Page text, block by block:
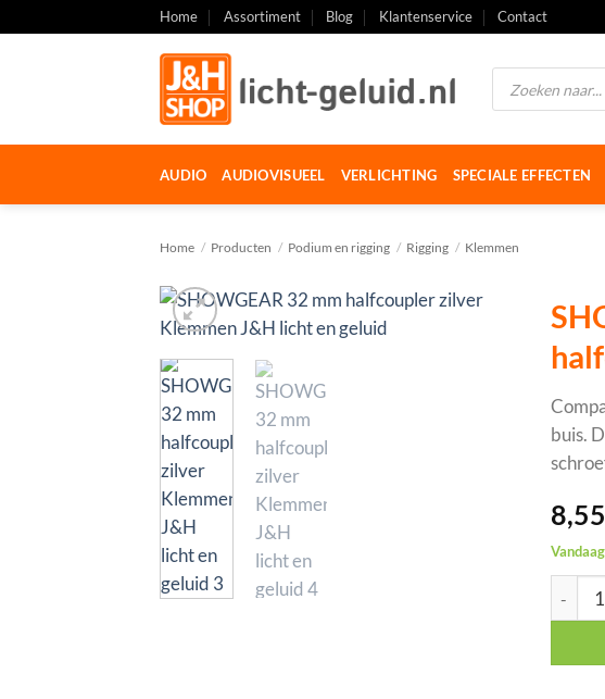
naar
Home Assortiment Blog Klantenservice Contact
Producten
zoeken
AUDIO AUDIOVISUEEL VERLICHTING SPECIALE EFFECTEN
Home / Producten / Podium en rigging / Rigging / Klemmen
buis.
8,55